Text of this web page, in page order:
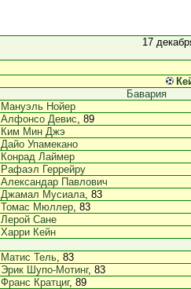
17
Бавария
Мануэль Нойер
Алфонсо Девис, 89
Ким Мин Джэ
Дайо Упамекано
Конрад Лаймер
Рафаэл Геррейру
Александар Павлович
Джамал Мусиала, 83
Томас Мюллер, 83
Лерой Сане
Харри Кейн
Матис Тель, 83
Эрик Шупо-Мотинг, 83
Франс Кратциг, 89